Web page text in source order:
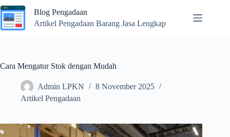
Skip
to
content
Blog Pengadaan
Artikel Pengadaan Barang Jasa Lengkap
Cara Mengatur Stok dengan Mudah
Admin LPKN
8 November 2025
Artikel Pengadaan